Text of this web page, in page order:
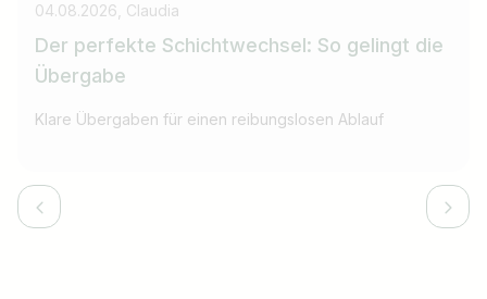
04.08.2026, Claudia
Der perfekte Schichtwechsel: So gelingt die
Übergabe
Klare Übergaben für einen reibungslosen Ablauf